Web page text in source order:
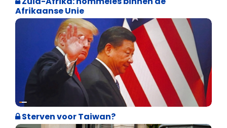
Afrikaanse Unie
Weekblad 't Pallieterke
Sterven voor Taiwan?